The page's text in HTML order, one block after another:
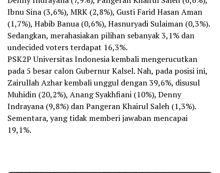
Ibnu Sina (3,6%), MRK (2,8%), Gusti Farid Hasan Aman
(1,7%), Habib Banua (0,6%), Hasnuryadi Sulaiman (0,3%).
Sedangkan, merahasiakan pilihan sebanyak 3,1% dan
undecided voters terdapat 16,3%.
PSK2P Universitas Indonesia kembali mengerucutkan
pada 5 besar calon Gubernur Kalsel. Nah, pada posisi ini,
Zairullah Azhar kembali unggul dengan 39,6%, disusul
Muhidin (20,2%), Anang Syakhfiani (10%), Denny
Indrayana (9,8%) dan Pangeran Khairul Saleh (1,3%).
Sementara, yang tidak memberi jawaban mencapai
19,1%.